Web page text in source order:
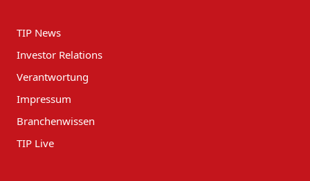
TIP News
Investor Relations
Verantwortung
Impressum
Branchenwissen
TIP Live